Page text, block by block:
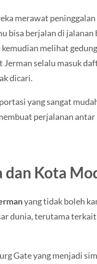
merawat peninggalan
bisa berjalan di jalanan
melihat
Jerman selalu masuk
dicari.
yang sangat
perjalanan antar
dan Kota
yang tidak boleh
dunia, terutama
Gate yang menjadi